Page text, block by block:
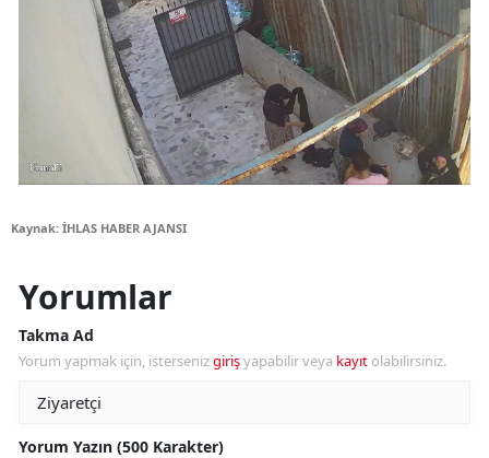
Kaynak: İHLAS HABER AJANSI
Yorumlar
Takma Ad
Yorum yapmak için, istersenizgirişyapabilir veya kayıt olabilirsiniz.
Yorum Yazın (500 Karakter)